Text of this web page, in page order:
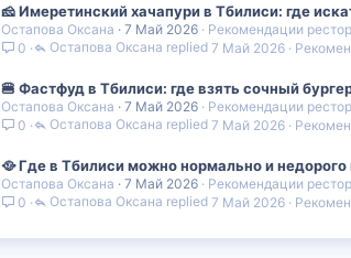
🧀 Имеретинский хачапури в Тбилиси: где
Остапова Оксана 7 Май 2026
Рекомендации
0
7 Май 2026
Остапова Оксана
🍔 Фастфуд в Тбилиси: где взять сочный
Остапова Оксана 7 Май 2026
Рекомендации
0
7 Май 2026
Остапова Оксана
🥘 Где в Тбилиси можно нормально и недорого
Остапова Оксана 7 Май 2026
Рекомендации
0
7 Май 2026
Остапова Оксана